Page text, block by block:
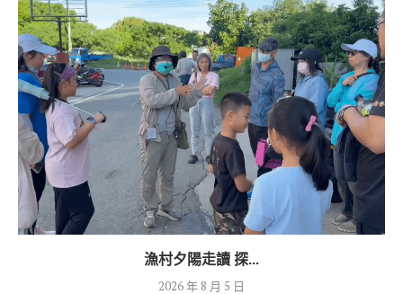
漁村夕陽走讀 探...
2026 年 8 月 5 日